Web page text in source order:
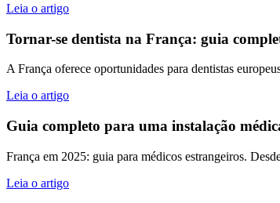
Leia o artigo
Tornar-se dentista na França: guia
A França oferece oportunidades para dentistas
Leia o artigo
Guia completo para uma instalação
França em 2025: guia para médicos estrangeiros.
Leia o artigo